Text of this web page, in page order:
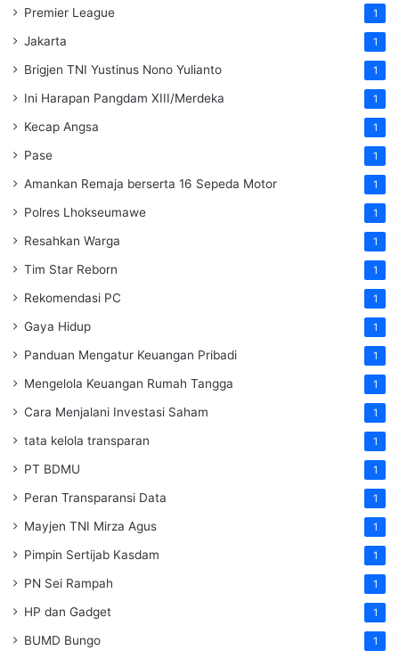
Premier League 1
Jakarta 1
Brigjen TNI Yustinus Nono Yulianto 1
Ini Harapan Pangdam XIII/Merdeka 1
Kecap Angsa 1
Pase 1
Amankan Remaja berserta 16 Sepeda Motor 1
Polres Lhokseumawe 1
Resahkan Warga 1
Tim Star Reborn 1
Rekomendasi PC 1
Gaya Hidup 1
Panduan Mengatur Keuangan Pribadi 1
Mengelola Keuangan Rumah Tangga 1
Cara Menjalani Investasi Saham 1
tata kelola transparan 1
PT BDMU 1
Peran Transparansi Data 1
Mayjen TNI Mirza Agus 1
Pimpin Sertijab Kasdam 1
PN Sei Rampah 1
HP dan Gadget 1
BUMD Bungo 1